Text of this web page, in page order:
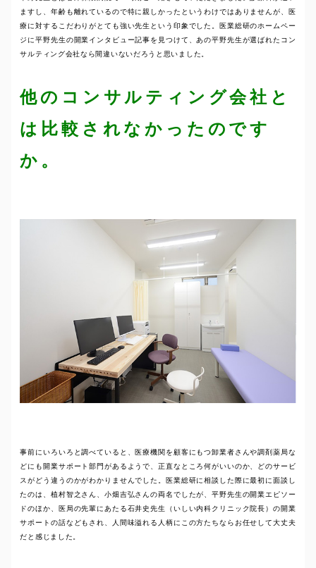
ますし、年齢も離れているので特に親しかったというわけではありませんが、医
療に対するこだわりがとても強い先生という印象でした。医業総研のホームペー
ジに平野先生の開業インタビュー記事を見つけて、あの平野先生が選ばれたコン
サルティング会社なら間違いないだろうと思いました。
他のコンサルティング会社と
は比較されなかったのです
か。
事前にいろいろと調べていると、医療機関を顧客にもつ卸業者さんや調剤薬局な
どにも開業サポート部門があるようで、正直なところ何がいいのか、どのサービ
スがどう違うのかがわかりませんでした。医業総研に相談した際に最初に面談し
たのは、植村智之さん、小畑吉弘さんの両名でしたが、平野先生の開業エピソー
ドのほか、医局の先輩にあたる石井史先生（いしい内科クリニック院長）の開業
サポートの話などもされ、人間味溢れる人柄にこの方たちならお任せして大丈夫
だと感じました。